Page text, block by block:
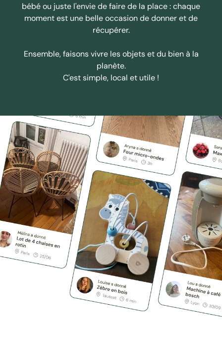
bébé ou juste l'envie de faire de la place : chaque
moment est une belle occasion de donner et de
récupérer.
Ensemble, faisons vivre les objets et du bien à la
planète.
C'est simple, local et utile !